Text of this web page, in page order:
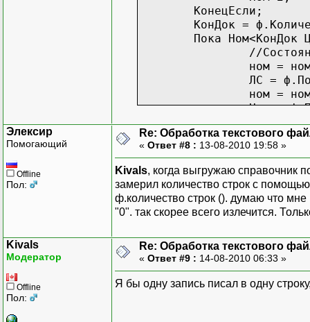
КонецЕсли;
КонДок =
Пока Ном<КонДок
//
ном =
ЛС =
ном =
Наим=
наб.Код
Если
КонецЦикла;
Возврат 1;
КонецФункции
&НаКлиенте
Процедура
Ном=0;
Пока
Элексир
Помогающий
Offline
Пол:
Re: Обработка текстового
« Ответ #8 : 13-08-2010 19:58 »
Kivals, когда выгружаю справочник
замерил количество строк с
ф.количество строк (). думаю что
"0". так скорее всего излечится.
Kivals
Модератор
Offline
Пол:
Re: Обработка текстового
« Ответ #9 : 14-08-2010 06:33 »
Я бы одну запись писал в одну